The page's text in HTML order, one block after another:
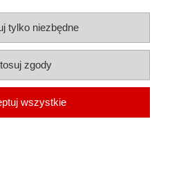
środków smarnych firmy ALVESTA |
spożywczego | Olej do sprężarek
Shell | Oleje Eni AGIP | Smar JAX
tylko niezbędne
zgody
wszystkie